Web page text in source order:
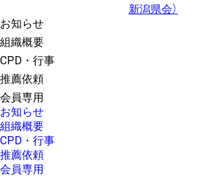
お知らせ
組織概要
CPD・行事
推薦依頼
会員専用
お知らせ
組織概要
CPD・行事
推薦依頼
会員専用